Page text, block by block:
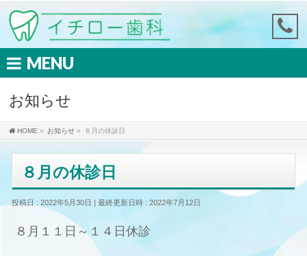
MENU
お知らせ
HOME » お知らせ » ８月の休診日
８月の休診日
投稿日 : 2022年5月30日 最終更新日時 : 2022年7月12日
８月１１日～１４日休診